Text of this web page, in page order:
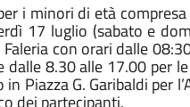
i minori di età
17 luglio (sabato e
con orari dalle
dalle 8.30 alle 17.00 per
Piazza G. Garibaldi per
dei partecipanti.